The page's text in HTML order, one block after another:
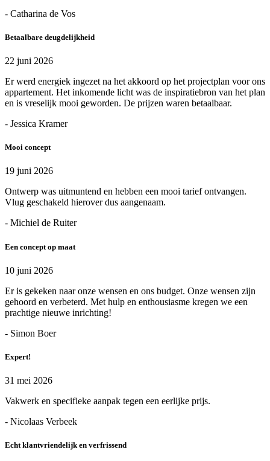
- Catharina de Vos
Betaalbare deugdelijkheid
22 juni 2026
Er werd energiek ingezet na het akkoord op het projectplan voor ons
appartement. Het inkomende licht was de inspiratiebron van het plan
en is vreselijk mooi geworden. De prijzen waren betaalbaar.
- Jessica Kramer
Mooi concept
19 juni 2026
Ontwerp was uitmuntend en hebben een mooi tarief ontvangen.
Vlug geschakeld hierover dus aangenaam.
- Michiel de Ruiter
Een concept op maat
10 juni 2026
Er is gekeken naar onze wensen en ons budget. Onze wensen zijn
gehoord en verbeterd. Met hulp en enthousiasme kregen we een
prachtige nieuwe inrichting!
- Simon Boer
Expert!
31 mei 2026
Vakwerk en specifieke aanpak tegen een eerlijke prijs.
- Nicolaas Verbeek
Echt klantvriendelijk en verfrissend